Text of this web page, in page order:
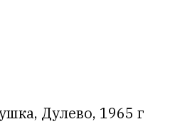
Дулево, 1965 г